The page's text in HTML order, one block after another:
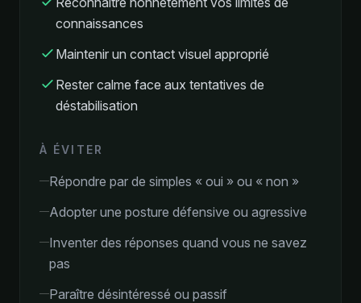
connaissances
Maintenir un contact visuel approprié
Rester calme face aux tentatives de
déstabilisation
À ÉVITER
Répondre par de simples « oui » ou « non »
Adopter une posture défensive ou agressive
Inventer des réponses quand vous ne savez
pas
Paraître désintéressé ou passif